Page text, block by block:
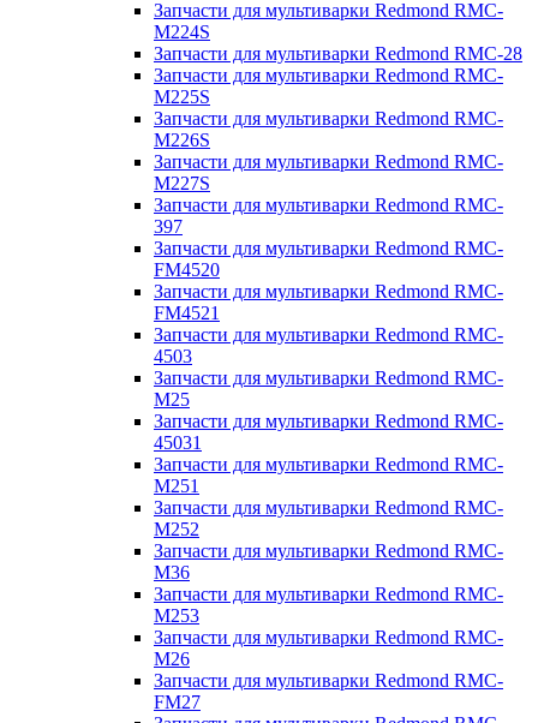
Запчасти для мультиварки Redmond RMC-
M224S
Запчасти для мультиварки Redmond RMC-28
Запчасти для мультиварки Redmond RMC-
M225S
Запчасти для мультиварки Redmond RMC-
M226S
Запчасти для мультиварки Redmond RMC-
M227S
Запчасти для мультиварки Redmond RMC-
397
Запчасти для мультиварки Redmond RMC-
FM4520
Запчасти для мультиварки Redmond RMC-
FM4521
Запчасти для мультиварки Redmond RMC-
4503
Запчасти для мультиварки Redmond RMC-
M25
Запчасти для мультиварки Redmond RMC-
45031
Запчасти для мультиварки Redmond RMC-
M251
Запчасти для мультиварки Redmond RMC-
M252
Запчасти для мультиварки Redmond RMC-
M36
Запчасти для мультиварки Redmond RMC-
M253
Запчасти для мультиварки Redmond RMC-
M26
Запчасти для мультиварки Redmond RMC-
FM27